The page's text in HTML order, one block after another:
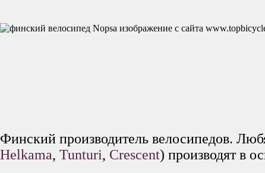
Финский производитель велосипедов.
Helkama, Tunturi, Crescent) производят в